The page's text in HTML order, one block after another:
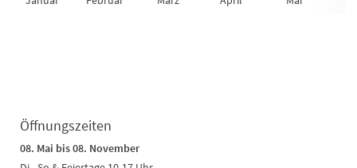
Öffnungszeiten
08. Mai bis 08. November